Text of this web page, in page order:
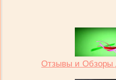
Отзывы и Обзоры